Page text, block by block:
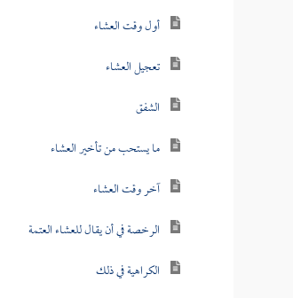
أول وقت العشاء
تعجيل العشاء
الشفق
ما يستحب من تأخير العشاء
آخر وقت العشاء
الرخصة في أن يقال للعشاء العتمة
الكراهية في ذلك